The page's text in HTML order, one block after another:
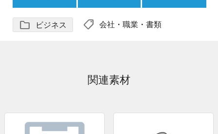
folder ビジネス shoppingmode 会社 ・職業 ・書類
関連素材